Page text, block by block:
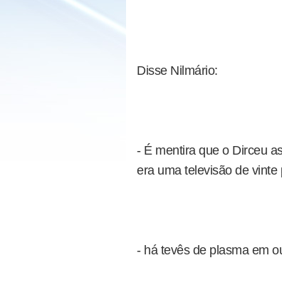
Disse Nilmário:
- É mentira que o Dirceu
era uma televisão de vinte
- há tevês de plasma em